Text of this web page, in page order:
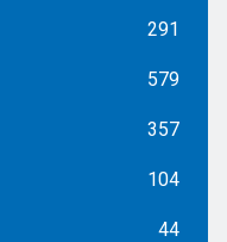
291
579
357
104
44